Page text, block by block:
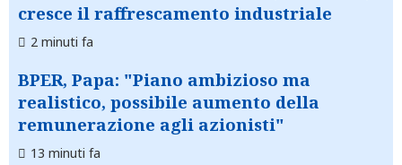
cresce il raffrescamento industriale
2 minuti fa
BPER, Papa: "Piano ambizioso ma
realistico, possibile aumento della
remunerazione agli azionisti"
13 minuti fa